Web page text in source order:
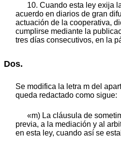
10. Cuando esta ley exija
acuerdo en diarios de gran
actuación de la cooperativa,
cumplirse mediante la
tres días consecutivos, en la
Dos.
Se modifica la letra m del
queda redactado como sigue:
«m) La cláusula de
previa, a la mediación y al
en esta ley, cuando así se